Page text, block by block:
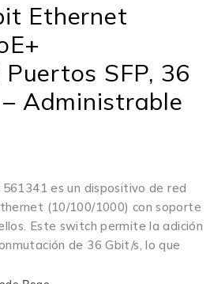
Ethernet
SFP, 36
Administrable
es un dispositivo de red
(10/100/1000) con soporte
Este switch permite la adición
de 36 Gbit/s, lo que